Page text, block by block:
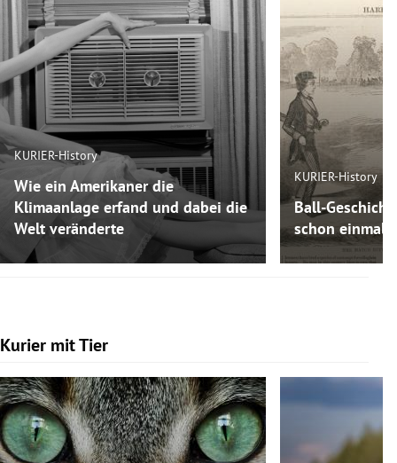
KURIER-History
Wie ein Amerikaner die
Klimaanlage erfand und dabei die
Welt veränderte
KURIER-History
Ball-
schon einmal
Kurier mit Tier
Slide 1 von 7